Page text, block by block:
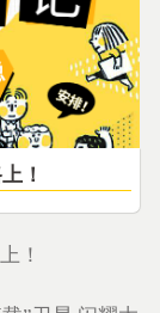
！
！